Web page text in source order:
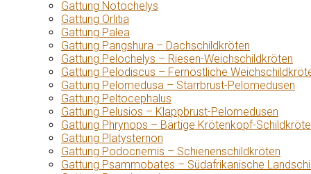
Gattung Notochelys
Gattung Orlitia
Gattung Palea
Gattung Pangshura – Dachschildkröten
Gattung Pelochelys – Riesen-Weichschildkröten
Gattung Pelodiscus – Fernöstliche
Gattung Pelomedusa – Starrbrust-Pelomedusen
Gattung Peltocephalus
Gattung Pelusios – Klappbrust-Pelomedusen
Gattung Phrynops – Bärtige Krötenkopf-
Gattung Platysternon
Gattung Podocnemis – Schienenschildkröten
Gattung Psammobates – Südafrikanische